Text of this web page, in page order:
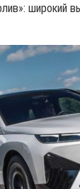
широкий